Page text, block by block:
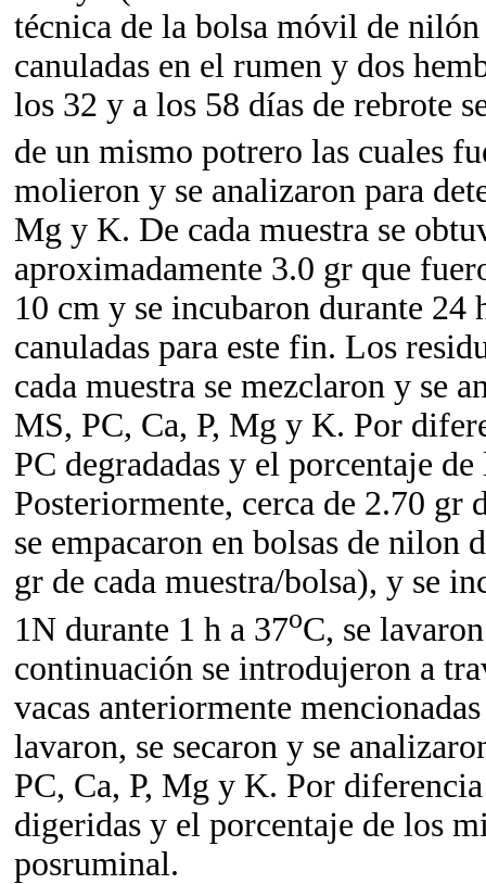
técnica de la bolsa móvil de
canuladas en el rumen y dos
los 32 y a los 58 días de rebrote
de un mismo potrero las cuales
molieron y se analizaron para
Mg y K. De cada muestra se
aproximadamente 3.0 gr que
10 cm y se incubaron durante 24
canuladas para este fin. Los
cada muestra se mezclaron y se
MS, PC, Ca, P, Mg y K. Por
PC degradadas y el porcentaje
Posteriormente, cerca de 2.70 gr
se empacaron en bolsas de nilon
gr de cada muestra/bolsa), y se
1N durante 1 h a 37oC, se
continuación se introdujeron a
vacas anteriormente
lavaron, se secaron y se
PC, Ca, P, Mg y K. Por
digeridas y el porcentaje de los
posruminal.